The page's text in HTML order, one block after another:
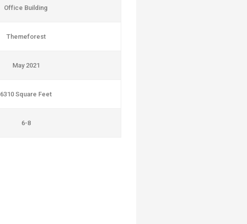
Office Building
Themeforest
May 2021
6310 Square Feet
6-8